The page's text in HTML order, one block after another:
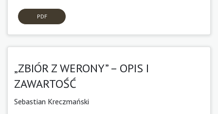
PDF
„ZBIÓR Z WERONY” – OPIS I
ZAWARTOŚĆ
Sebastian Kreczmański